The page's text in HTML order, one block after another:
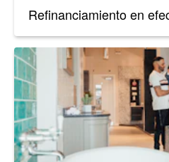
Refinanciamiento en